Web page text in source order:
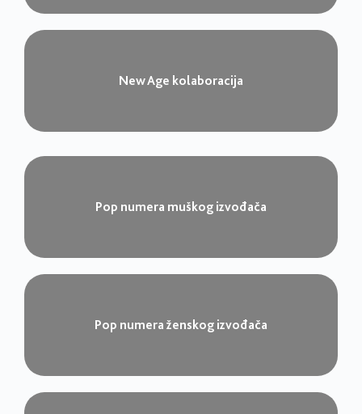
New Age kolaboracija​
Pop numera muškog izvođača​
Pop numera ženskog izvođača​